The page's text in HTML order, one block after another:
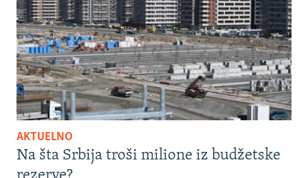
AKTUELNO
Na šta Srbija troši milione iz budžetske